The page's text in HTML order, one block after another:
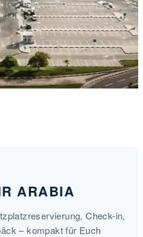
ARABIA
Check-in,
– kompakt für Euch